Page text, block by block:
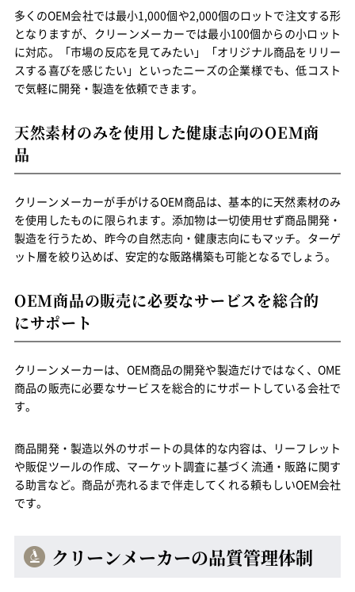
多くのOEM会社では最小1,000個や2,000個のロットで注文する形
となりますが、クリーンメーカーでは最小100個からの小ロット
に対応。「市場の反応を見てみたい」「オリジナル商品をリリー
スする喜びを感じたい」といったニーズの企業様でも、低コスト
で気軽に開発・製造を依頼できます。
天然素材のみを使用した健康志向のOEM商
品
クリーンメーカーが手がけるOEM商品は、基本的に天然素材のみ
を使用したものに限られます。添加物は一切使用せず商品開発・
製造を行うため、昨今の自然志向・健康志向にもマッチ。ターゲ
ット層を絞り込めば、安定的な販路構築も可能となるでしょう。
OEM商品の販売に必要なサービスを総合的
にサポート
クリーンメーカーは、OEM商品の開発や製造だけではなく、OME
商品の販売に必要なサービスを総合的にサポートしている会社で
す。
商品開発・製造以外のサポートの具体的な内容は、リーフレット
や販促ツールの作成、マーケット調査に基づく流通・販路に関す
る助言など。商品が売れるまで伴走してくれる頼もしいOEM会社
です。
クリーンメーカーの品質管理体制